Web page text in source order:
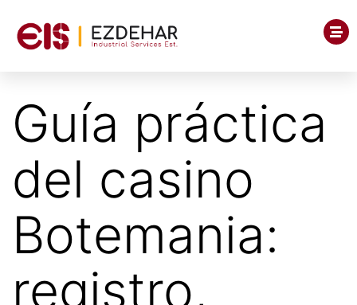
Guía práctica
del casino
Botemania:
registro,